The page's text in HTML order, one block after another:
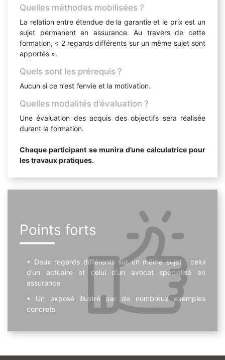
Quelles méthodes mobilisées ?
La relation entre étendue de la garantie et le prix est un
sujet permanent en assurance. Au travers de cette
formation, « 2 regards différents sur un même sujet sont
apportés ».
Quels sont les prérequis ?
Aucun si ce n’est l’envie et la motivation.
Quelles modalités d’évaluation ?
Une évaluation des acquis des objectifs sera réalisée
durant la formation.
Chaque participant se munira d’une calculatrice pour
les travaux pratiques.
Points forts
Deux regards différents sur un même sujet : celui
d’un actuaire et celui d’un avocat spécialisé en
assurance
Un exposé illustré par de nombreux exemples
concrets